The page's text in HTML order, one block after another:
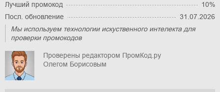
Лучший промокод
10%
Посл. обновление
31.07.2026
Мы используем технологии искуственного интелекта для
проверки промокодов
Проверены редактором ПромКод.ру
Олегом Борисовым